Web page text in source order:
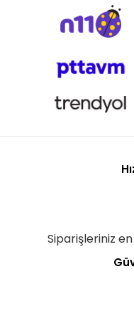
Siparişleriniz en